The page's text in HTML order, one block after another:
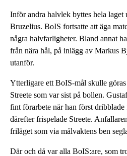
Inför andra halvlek byttes hela laget
Bruzelius. BoIS fortsatte att äga
några halvfarligheter. Bland annat
från nära hål, på inlägg av Markus
utanför.
Ytterligare ett BoIS-mål skulle
Streete som var sist på bollen.
fint förarbete när han först
därefter frispelade Streete.
friläget som via målvaktens ben
Där och då var alla BoIS:are, som